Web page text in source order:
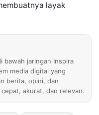
layak
bawah jaringan Inspira
media digital yang
berita, opini, dan
akurat, dan relevan.